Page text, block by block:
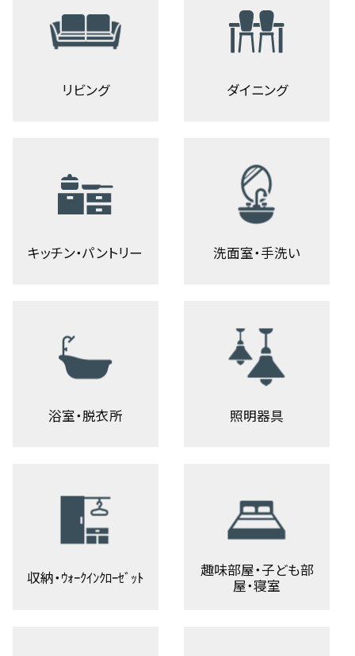
リビング ダイニング
キッチン・パントリー 洗面室・手洗い
浴室・脱衣所 照明器具
収納・ｳｫｰｸｲﾝｸﾛｰｾﾞｯﾄ
趣味部屋・子ども部
屋・寝室